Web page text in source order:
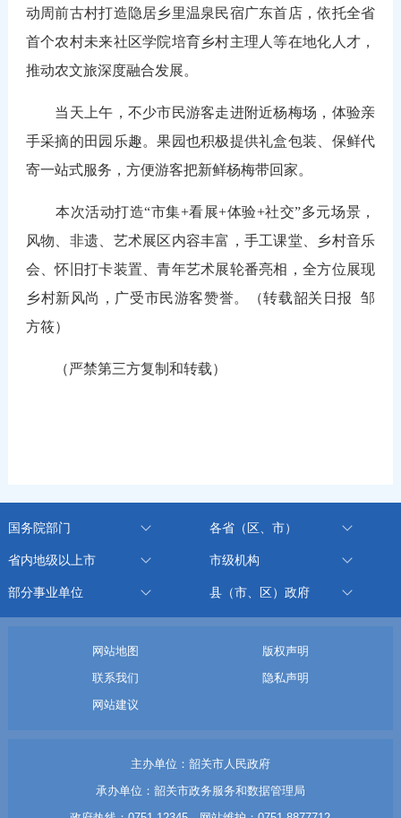
动周前古村打造隐居乡里温泉民宿广东首店，依托全省
首个农村未来社区学院培育乡村主理人等在地化人才，
推动农文旅深度融合发展。
当天上午，不少市民游客走进附近杨梅场，体验亲
手采摘的田园乐趣。果园也积极提供礼盒包装、保鲜代
寄一站式服务，方便游客把新鲜杨梅带回家。
本次活动打造“市集+看展+体验+社交”多元场景，
风物、非遗、艺术展区内容丰富，手工课堂、乡村音乐
会、怀旧打卡装置、青年艺术展轮番亮相，全方位展现
乡村新风尚，广受市民游客赞誉。（转载韶关日报 邹
方筱）
（严禁第三方复制和转载）
国务院部门 各省（区、市）
省内地级以上市 市级机构
部分事业单位 县（市、区）政府
网站地图
版权声明
联系我们
隐私声明
网站建议
主办单位：韶关市人民政府
承办单位：韶关市政务服务和数据管理局